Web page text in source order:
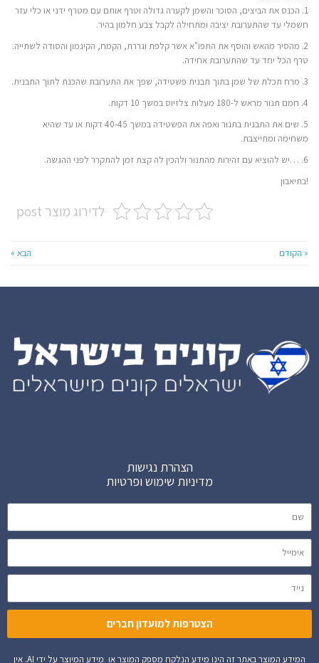
1. הכנס את הביצים, הסוכר והשמן לקערה גדולה וטרף אותם עם מטרף ידני או כלי עזר
חשמלי עד שהתערובת יציבה ומתחילה לקבל צבע חלמון בהיר.
2. מהסיר מהאש והוסף את התפו"א אשר קלפת וגררת, הקמח, הקינמון והסודה לשתייה.
טרף הכל יחד עד שהתערובת אחידה.
3. מרח תכלת של שמן בתוך תבנית פשטידה, שפך את התערובת שהכנת לתוך התבנית.
4. חמם תנור מראש ל-180 מעלות צלזיוס במשך 10 דקות.
5. שים את התבנית בתנור ואפה את הפשטידה במשך 40-45 דקות או עד שהיא
משחימה ומתייצבת.
6. …יש להוציא עם זהירות מהתנור ולהכין לה קצת זמן להתקרר לפני ההגשה.
!בתיאבון
לדירוג מוצר post
« הקודם הבא »
הצהרת נגישות
מדיניות שימוש ופרטיות
הצטרפות למועדון חברים
המידע המוצר באתר זה הינו מידע הנלקח מספק המוצר או מידע המיוצר על ידי AI. אין